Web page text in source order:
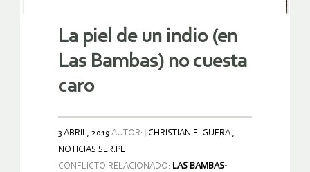
La piel de un indio (en
Las Bambas) no cuesta
caro
3 ABRIL, 2019 AUTOR:
CHRISTIAN ELGUERA ,
NOTICIAS SER.PE
CONFLICTO RELACIONADO: LAS BAMBAS-